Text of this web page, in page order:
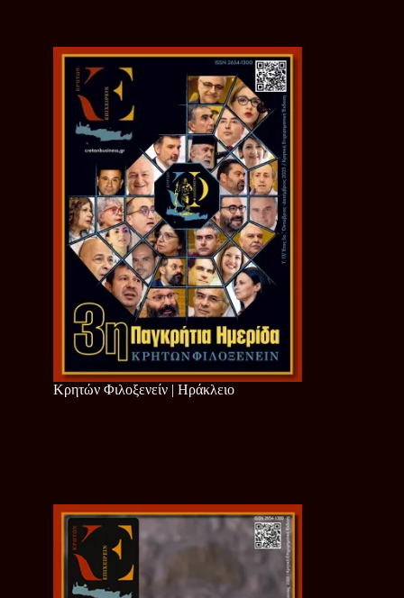
Κρητών Φιλοξενείν | Ηράκλειο